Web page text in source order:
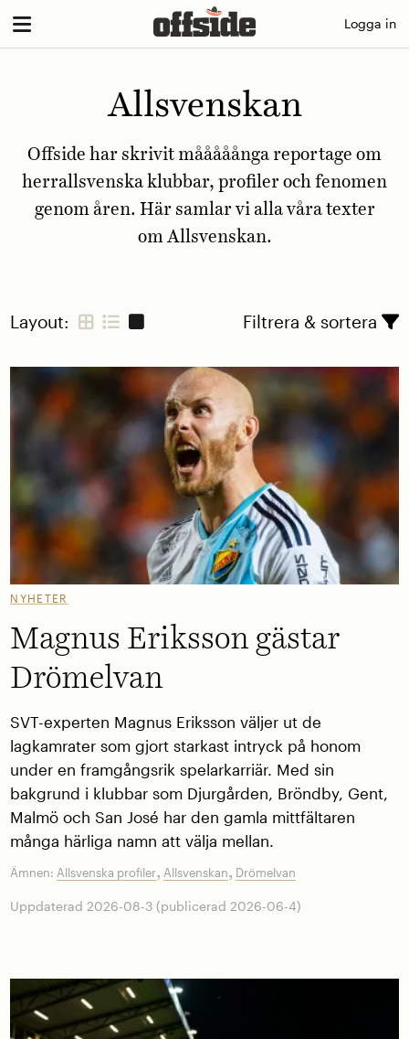
Skip
Logga in
Allsvenskan
Offside har skrivit mååååånga reportage om
herrallsvenska klubbar, profiler och fenomen
genom åren. Här samlar vi alla våra texter
om Allsvenskan.
Layout: Filtrera & sortera
NYHETER
Magnus Eriksson gästar
Drömelvan
SVT-experten Magnus Eriksson väljer ut de
lagkamrater som gjort starkast intryck på honom
under en framgångsrik spelarkarriär. Med sin
bakgrund i klubbar som Djurgården, Bröndby, Gent,
Malmö och San José har den gamla mittfältaren
många härliga namn att välja mellan.
Ämnen: Allsvenska profiler,Allsvenskan, Drömelvan
Uppdaterad 2026-08-3 (publicerad 2026-06-4)